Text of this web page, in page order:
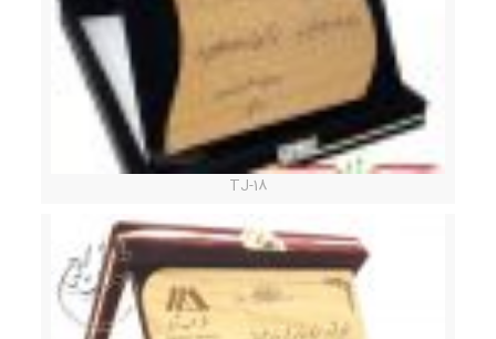
TJ-18